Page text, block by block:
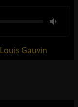
Louis Gauvin